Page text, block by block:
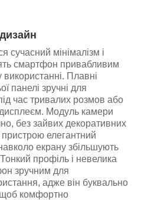
сучасний мінімалізм і
смартфон привабливим
використанні. Плавні
панелі зручні для
час тривалих розмов або
дисплеєм. Модуль камери
без зайвих декоративних
елегантний
екрану збільшують
профіль і невелика
зручним для
адже він буквально
щоб комфортно